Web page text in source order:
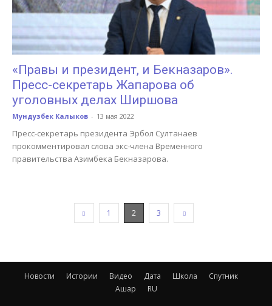
«Правы и президент, и Бекназаров».
Пресс-секретарь Жапарова об
уголовных делах Ширшова
Мундузбек Калыков - 13 мая 2022
Пресс-секретарь президента Эрбол Султанаев
прокомментировал слова экс-члена Временного
правительства Азимбека Бекназарова.
1 2 3
Новости Истории Видео Дата Школа
Спутник
Ашар
RU